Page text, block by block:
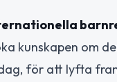
kunskapen om
för att lyfta